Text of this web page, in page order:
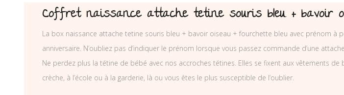
Coffret naissance attache tetine souris bleu + bavoir
La box naissance attache tetine souris bleu + bavoir oiseau + fourchette bleu avec prénom
anniversaire. N’oubliez pas d’indiquer le prénom lorsque vous passez commande d’une
Ne perdez plus la tétine de bébé avec nos accroches tétines. Elles se fixent aux vêtements
crèche, à l’école ou à la garderie, là ou vous êtes le plus susceptible de l’oublier.